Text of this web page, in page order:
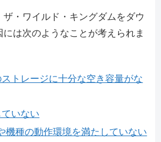
・ワイルド・キングダムをダウ
は次のようなことが考えられま
トレージに十分な空き容量がな
いない
機種の動作環境を満たしていない